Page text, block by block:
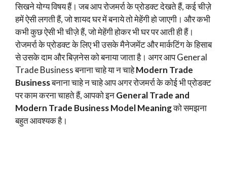
सिखने योग्य विषय हैं। जब आप रोजमर्रा के प्रोडक्ट देखते हैं, कई चीज़े
हमें ऐसी लगती हैं, जो शायद घर में बनाये तो मेहेंगी हो जाएगी। और कभी
कभी कुछ ऐसी भी चीज़े हैं, जो मेहेंगी होकर भी घर पर आती ही हैं।
रोजमर्रा के प्रोडक्ट के लिए भी उसके मैनेजमेंट और मार्कटिंग के हिसाब
से उसके दाम और बिज़नेस को बनाया जाता है। अगर आप General
Trade Business बनाना चाहे या न चाहेModern Trade
Businessबनाना चाहे न चाहे आप अगर रोजमर्रा के कोई भी प्रोडक्ट
पर काम करना चाहते हैं, आपको इनGeneral Trade and
Modern Trade Business Model Meaningको समझना
बहुत आवश्यक है।